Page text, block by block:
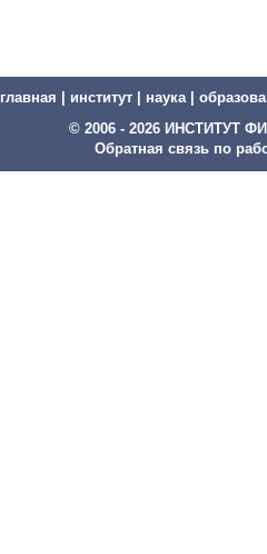
главная институт наука|
© 2006 - 2026 ИНСТИТУТ
Обратная связь по